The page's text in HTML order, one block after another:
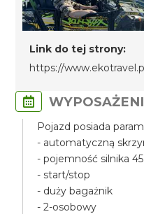
Link do tej strony:
https://
Pojazd posiada
- automatyczną
- pojemność silnika
- start/stop
- duży bagażnik
- 2-osobowy